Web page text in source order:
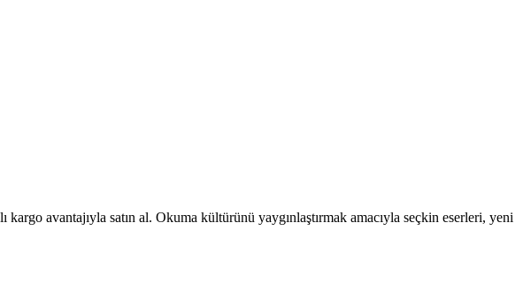
avantajıyla satın al. Okuma kültürünü yaygınlaştırmak amacıyla seçkin eserleri, yeni